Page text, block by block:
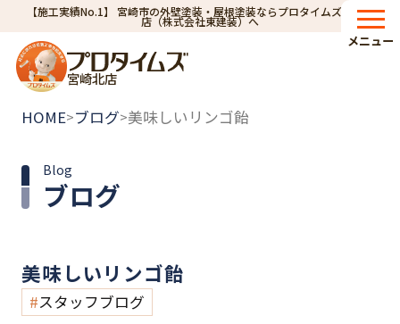
【施工実績No.1】 宮崎市の外壁塗装・屋根塗装ならプロタイムズ宮崎北
店（株式会社東建装）へ
宮崎北店
メニュー
HOME>ブログ>美味しいリンゴ飴
ブログ
Blog
美味しいリンゴ飴
スタッフブログ